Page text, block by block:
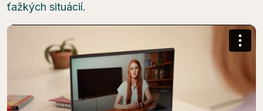
ťažkých situácií.